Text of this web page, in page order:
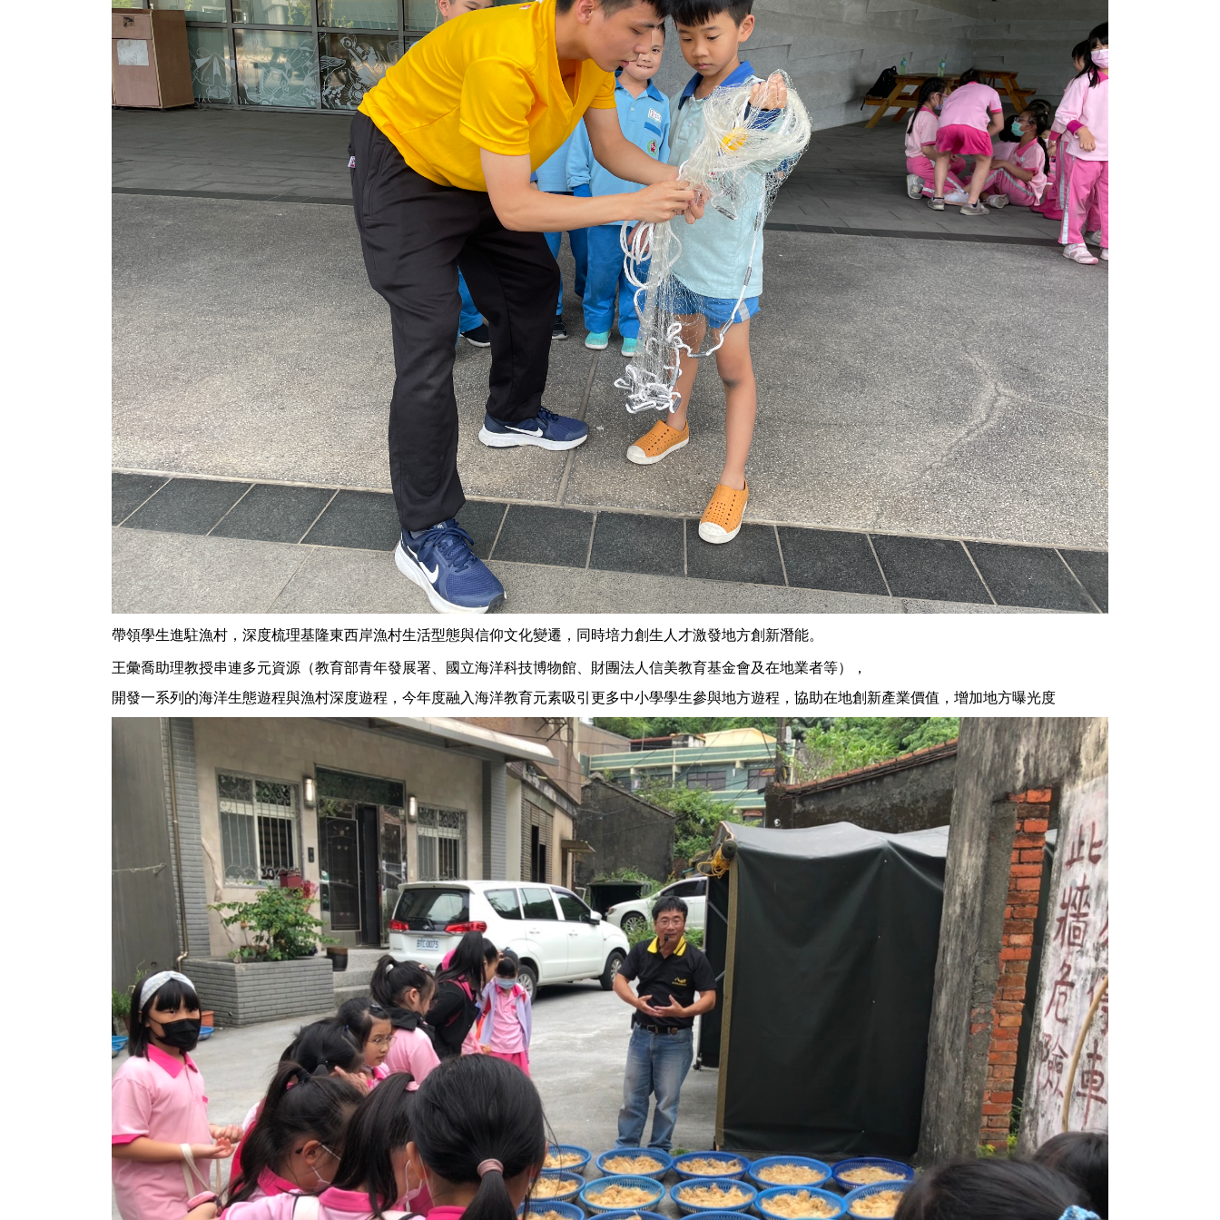
帶領學生進駐漁村，深度梳理基隆東西岸漁村生活型態與信仰文化變遷，同時培力創生人才激發地方創新潛能。
王彙喬助理教授串連多元資源（教育部青年發展署、國立海洋科技博物館、財團法人信美教育基金會及在地業者等），
開發一系列的海洋生態遊程與漁村深度遊程，今年度融入海洋教育元素吸引更多中小學學生參與地方遊程，協助在地創新產業價值，增加地方曝光度